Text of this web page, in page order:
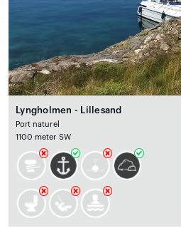
Lyngholmen - Lillesand
Port naturel
1100 meter SW